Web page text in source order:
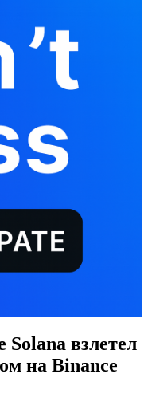
взлетел
на Binance